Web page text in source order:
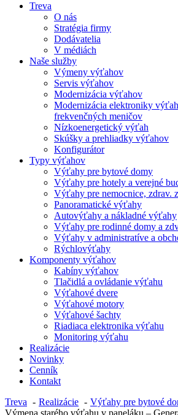
Treva
O nás
Stratégia firmy
Dodávatelia
V médiách
Naše služby
Výmeny výťahov
Servis výťahov
Modernizácia výťahov
Modernizácia elektroniky
frekvenčných meničov
Nízkoenergetický výťah
Skúšky a prehliadky výťahov
Konfigurátor
Typy výťahov
Výťahy pre bytové domy
Výťahy pre hotely a verejné
Výťahy pre nemocnice, zdrav.
Panoramatické výťahy
Autovýťahy a nákladné výťahy
Výťahy pre rodinné domy a
Výťahy v administratíve a
Rýchlovýťahy
Komponenty výťahov
Kabíny výťahov
Tlačidlá a ovládanie výťahu
Výťahové dvere
Výťahové motory
Výťahové šachty
Riadiaca elektronika výťahu
Monitoring výťahu
Realizácie
Novinky
Cenník
Kontakt
Treva
Realizácie
Výťahy pre bytové
Výmena starého výťahu v paneláku –